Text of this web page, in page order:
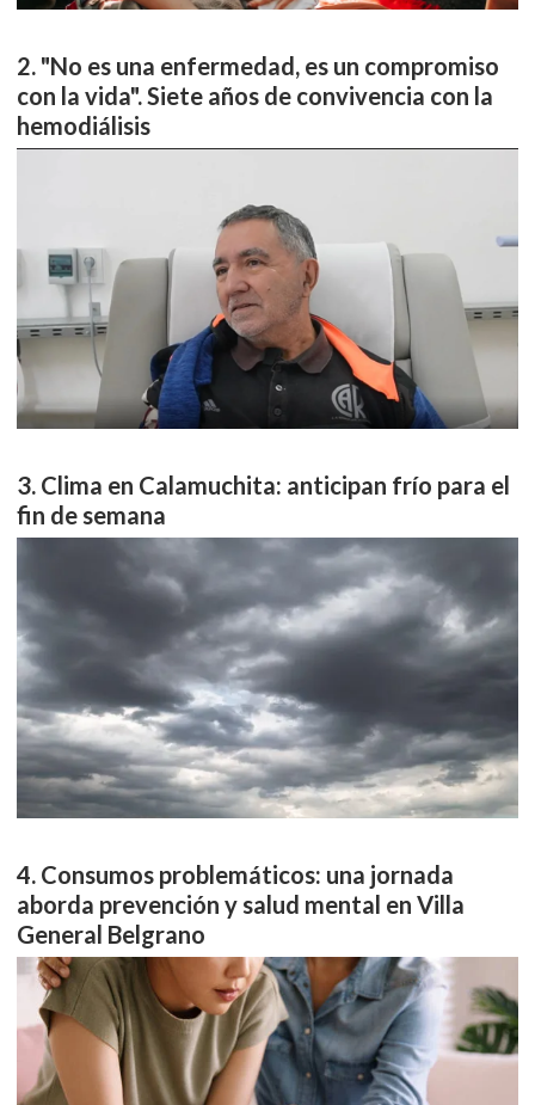
"No es una enfermedad, es un compromiso
con la vida". Siete años de convivencia con la
hemodiálisis
Clima en Calamuchita: anticipan frío para el
fin de semana
Consumos problemáticos: una jornada
aborda prevención y salud mental en Villa
General Belgrano